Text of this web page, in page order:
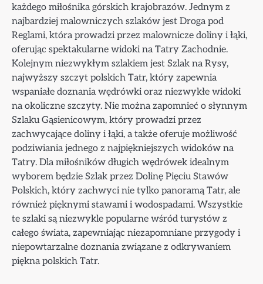
każdego miłośnika górskich krajobrazów. Jednym z
najbardziej malowniczych szlaków jest Droga pod
Reglami, która prowadzi przez malownicze doliny i łąki,
oferując spektakularne widoki na Tatry Zachodnie.
Kolejnym niezwykłym szlakiem jest Szlak na Rysy,
najwyższy szczyt polskich Tatr, który zapewnia
wspaniałe doznania wędrówki oraz niezwykłe widoki
na okoliczne szczyty. Nie można zapomnieć o słynnym
Szlaku Gąsienicowym, który prowadzi przez
zachwycające doliny i łąki, a także oferuje możliwość
podziwiania jednego z najpiękniejszych widoków na
Tatry. Dla miłośników długich wędrówek idealnym
wyborem będzie Szlak przez Dolinę Pięciu Stawów
Polskich, który zachwyci nie tylko panoramą Tatr, ale
również pięknymi stawami i wodospadami. Wszystkie
te szlaki są niezwykle popularne wśród turystów z
całego świata, zapewniając niezapomniane przygody i
niepowtarzalne doznania związane z odkrywaniem
piękna polskich Tatr.